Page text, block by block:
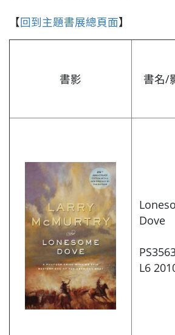
【回到主題書展總頁面】
書影 書名/
Dove
L6